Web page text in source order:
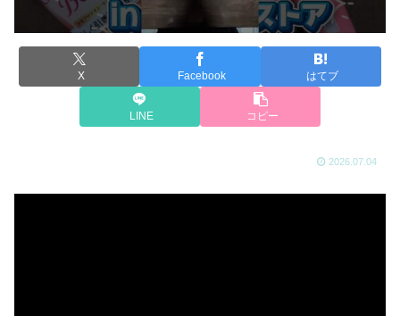
X Facebook はてブ
LINE コピー
2026.07.04